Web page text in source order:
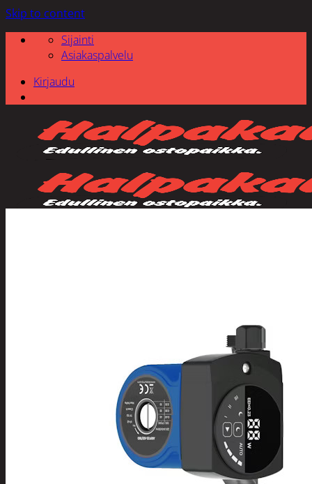
Skip to content
Sijainti
Asiakaspalvelu
Kirjaudu
Kausituotteet
Joulu
Joulu- ja kausivalot
Eläimet ja
tontut
Kyntteliköt
Valoketjut ja
kuusenvalot